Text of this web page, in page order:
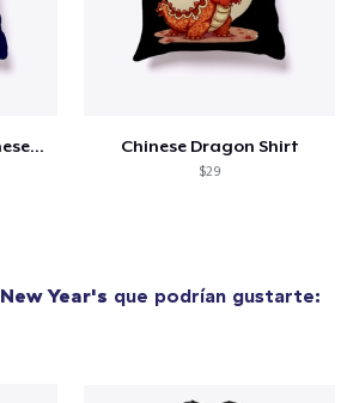
Year of the Snake Chinese New Year Chinese Dragon Shirt
$29
New Year's que podrían gustarte: